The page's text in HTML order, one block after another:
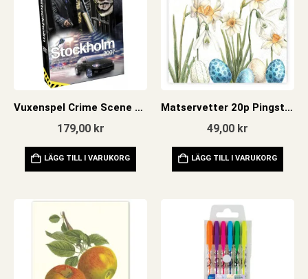
Vuxenspel Crime Scene Stockholm 2007
179,00 kr
LÄGG TILL I VARUKORG
Matservetter 20p Pingstliljor ägg
49,00 kr
LÄGG TILL I VARUKORG